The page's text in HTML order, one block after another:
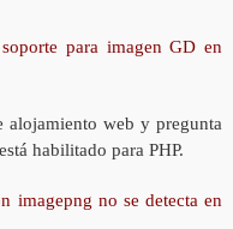
para imagen GD en
alojamiento web y pregunta
habilitado para PHP.
imagepng no se detecta en